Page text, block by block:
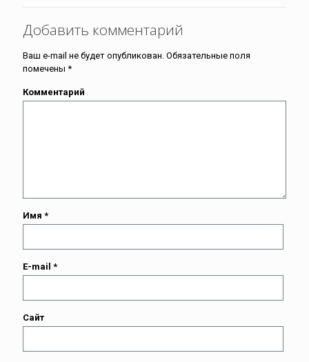
Добавить комментарий
Ваш e-mail не будет опубликован. Обязательные поля
помечены *
Комментарий
Имя *
E-mail *
Сайт